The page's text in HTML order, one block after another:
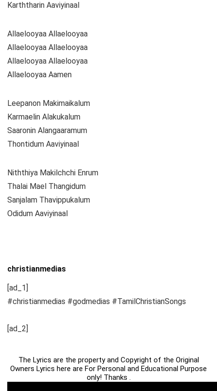
Karththarin Aaviyinaal
Allaelooyaa Allaelooyaa
Allaelooyaa Allaelooyaa
Allaelooyaa Allaelooyaa
Allaelooyaa Aamen
Leepanon Makimaikalum
Karmaelin Alakukalum
Saaronin Alangaaramum
Thontidum Aaviyinaal
Niththiya Makilchchi Enrum
Thalai Mael Thangidum
Sanjalam Thavippukalum
Odidum Aaviyinaal
christianmedias
[ad_1]
#christianmedias #godmedias #TamilChristianSongs
[ad_2]
The Lyrics are the property and Copyright of the Original
Owners Lyrics here are For Personal and Educational Purpose
only! Thanks .